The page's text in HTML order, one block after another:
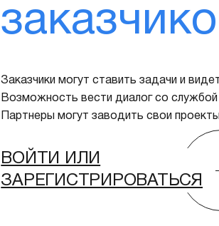
Заказчики могут ставить задачи и
Возможность вести диалог со
Партнеры могут заводить свои
ВОЙТИ ИЛИ
ЗАРЕГИСТРИРОВАТЬСЯ